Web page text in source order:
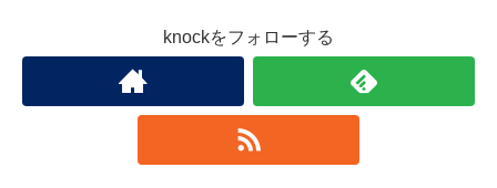
knockをフォローする